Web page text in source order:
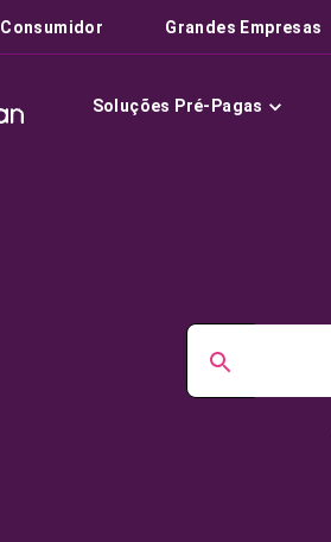
Consumidor Grandes Empresas
Soluções Pré-Pagas